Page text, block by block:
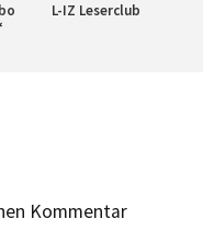
L-IZ Leserclub
Kommentar